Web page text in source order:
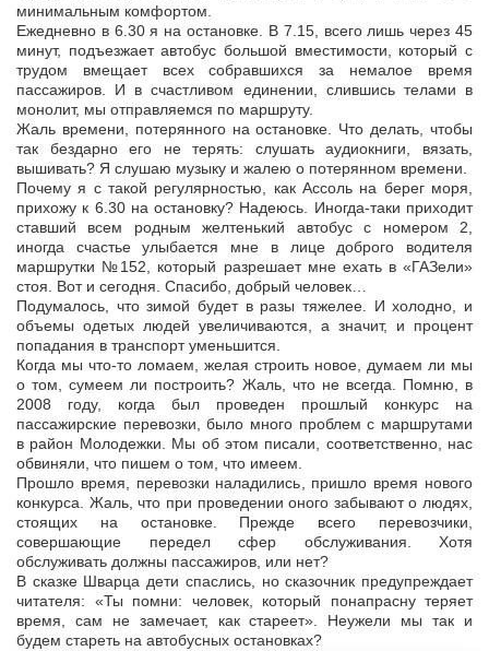
минимальным комфортом.
Ежедневно в 6.30 я на остановке. В 7.15, всего лишь через 45
минут, подъезжает автобус большой вместимости, который с
трудом вмещает всех собравшихся за немалое время
пассажиров. И в счастливом единении, слившись телами в
монолит, мы отправляемся по маршруту.
Жаль времени, потерянного на остановке. Что делать, чтобы
так бездарно его не терять: слушать аудиокниги, вязать,
вышивать? Я слушаю музыку и жалею о потерянном времени.
Почему я с такой регулярностью, как Ассоль на берег моря,
прихожу к 6.30 на остановку? Надеюсь. Иногда-таки приходит
ставший всем родным желтенький автобус с номером 2,
иногда счастье улыбается мне в лице доброго водителя
маршрутки №152, который разрешает мне ехать в «ГАЗели»
стоя. Вот и сегодня. Спасибо, добрый человек…
Подумалось, что зимой будет в разы тяжелее. И холодно, и
объемы одетых людей увеличиваются, а значит, и процент
попадания в транспорт уменьшится.
Когда мы что-то ломаем, желая строить новое, думаем ли мы
о том, сумеем ли построить? Жаль, что не всегда. Помню, в
2008 году, когда был проведен прошлый конкурс на
пассажирские перевозки, было много проблем с маршрутами
в район Молодежки. Мы об этом писали, соответственно, нас
обвиняли, что пишем о том, что имеем.
Прошло время, перевозки наладились, пришло время нового
конкурса. Жаль, что при проведении оного забывают о людях,
стоящих на остановке. Прежде всего перевозчики,
совершающие передел сфер обслуживания. Хотя
обслуживать должны пассажиров, или нет?
В сказке Шварца дети спаслись, но сказочник предупреждает
читателя: «Ты помни: человек, который понапрасну теряет
время, сам не замечает, как стареет». Неужели мы так и
будем стареть на автобусных остановках?